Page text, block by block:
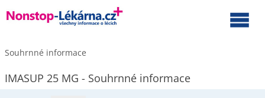
Souhrnné informace
IMASUP 25 MG - Souhrnné informace